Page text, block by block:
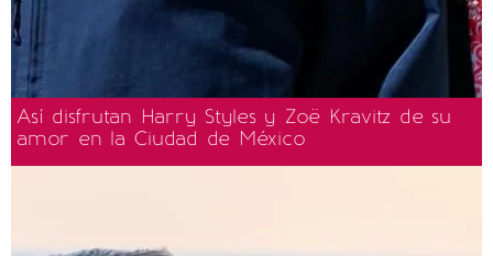
Así disfrutan Harry Styles y Zoë Kravitz de su
amor en la Ciudad de México